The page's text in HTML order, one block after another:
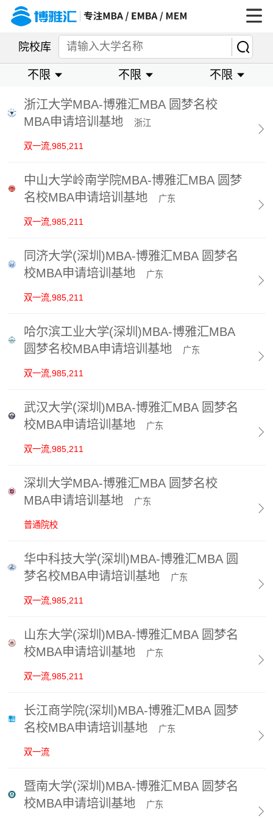
院校库 
不限 不限 不限
浙江大学MBA-博雅汇MBA 圆梦名校
MBA申请培训基地
浙江
双一流,985,211

中山大学岭南学院MBA-博雅汇MBA 圆梦
名校MBA申请培训基地
广东
双一流,985,211

同济大学(深圳)MBA-博雅汇MBA 圆梦名
校MBA申请培训基地
广东
双一流,985,211

哈尔滨工业大学(深圳)MBA-博雅汇MBA
圆梦名校MBA申请培训基地
广东
双一流,985,211

武汉大学(深圳)MBA-博雅汇MBA 圆梦名
校MBA申请培训基地
广东
双一流,985,211

深圳大学MBA-博雅汇MBA 圆梦名校
MBA申请培训基地
广东
普通院校

华中科技大学(深圳)MBA-博雅汇MBA 圆
梦名校MBA申请培训基地
广东
双一流,985,211

山东大学(深圳)MBA-博雅汇MBA 圆梦名
校MBA申请培训基地
广东
双一流,985,211

长江商学院(深圳)MBA-博雅汇MBA 圆梦
名校MBA申请培训基地
广东
双一流

暨南大学(深圳)MBA-博雅汇MBA 圆梦名
校MBA申请培训基地
广东
